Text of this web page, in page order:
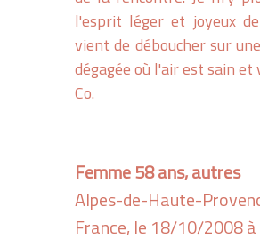
l'esprit léger et joyeux
vient de déboucher sur
dégagée où l'air est sain
Co.
Femme 58 ans, autres
Alpes-de-Haute-
France, le 18/10/2008